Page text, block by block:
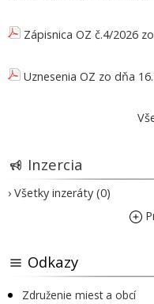
Zápisnica OZ č.4/2026
Uznesenia OZ zo dňa
Inzercia
› Všetky inzeráty (0)
Odkazy
Združenie miest a obcí